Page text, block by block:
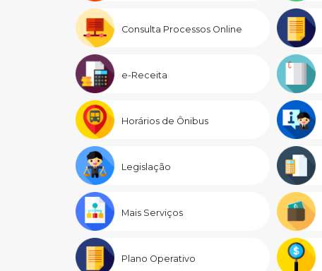
Consulta Processos Online
e-Receita
Horários de Ônibus
Legislação
Mais Serviços
Plano Operativo